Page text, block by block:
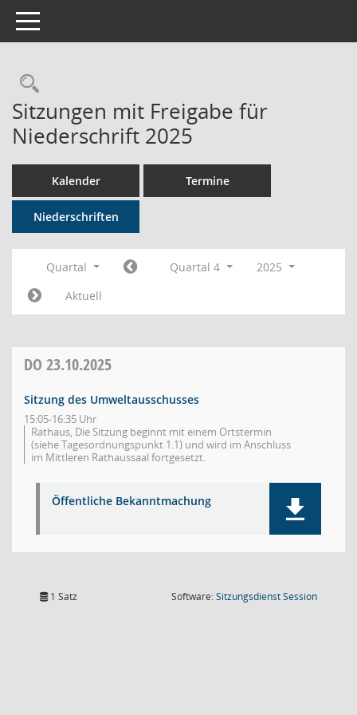
Toggle navigation
Rechercheauswahl
Sitzungen mit Freigabe für
Niederschrift 2025
Kalender Termine
Niederschriften
Quartal Quartal 4
2025
Aktuell
DO 23.10.2025
Sitzung des Umweltausschusses
15:05-16:35 Uhr
Rathaus, Die Sitzung beginnt mit einem Ortstermin
(siehe Tagesordnungspunkt 1.1) und wird im Anschluss
im Mittleren Rathaussaal fortgesetzt.
Öffentliche Bekanntmachung
1 Satz Software:SitzungsdienstSession(Wird in